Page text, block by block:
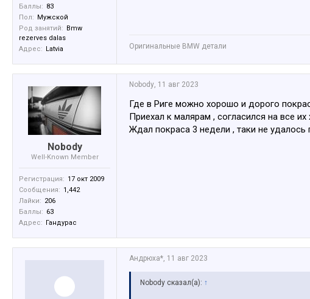
Баллы: 83
Пол: Мужской
Род занятий: Bmw
rezerves dalas
Адрес: Latvia Оригинальные BMW детали
Nobody
Well-Known Member
Регистрация: 17 окт 2009
Сообщения: 1,442
Лайки: 206
Баллы: 63
Адрес: Гандурас
Nobody, 11 авг 2023
Где в Риге можно хорошо и дорого
Приехал к малярам , согласился на все
Ждал покраса 3 недели , таки не удалось
Андрюха*, 11 авг 2023
Nobody сказал(а): ↑